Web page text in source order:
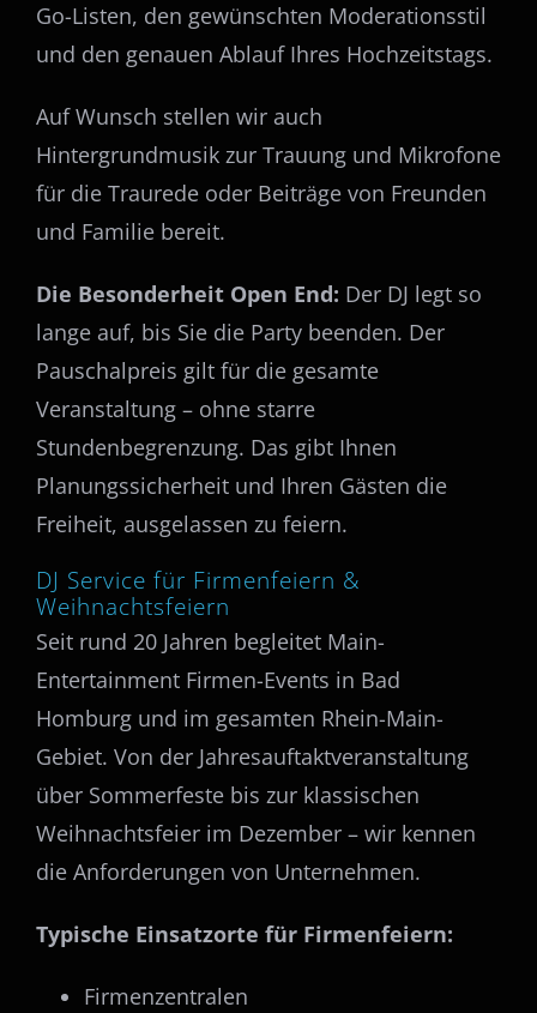
Go-Listen, den gewünschten Moderationsstil
und den genauen Ablauf Ihres Hochzeitstags.
Auf Wunsch stellen wir auch
Hintergrundmusik zur Trauung und Mikrofone
für die Traurede oder Beiträge von Freunden
und Familie bereit.
Die Besonderheit Open End: Der DJ legt so
lange auf, bis Sie die Party beenden. Der
Pauschalpreis gilt für die gesamte
Veranstaltung – ohne starre
Stundenbegrenzung. Das gibt Ihnen
Planungssicherheit und Ihren Gästen die
Freiheit, ausgelassen zu feiern.
DJ Service für Firmenfeiern &
Weihnachtsfeiern
Seit rund 20 Jahren begleitet Main-
Entertainment Firmen-Events in Bad
Homburg und im gesamten Rhein-Main-
Gebiet. Von der Jahresauftaktveranstaltung
über Sommerfeste bis zur klassischen
Weihnachtsfeier im Dezember – wir kennen
die Anforderungen von Unternehmen.
Typische Einsatzorte für Firmenfeiern:
Firmenzentralen